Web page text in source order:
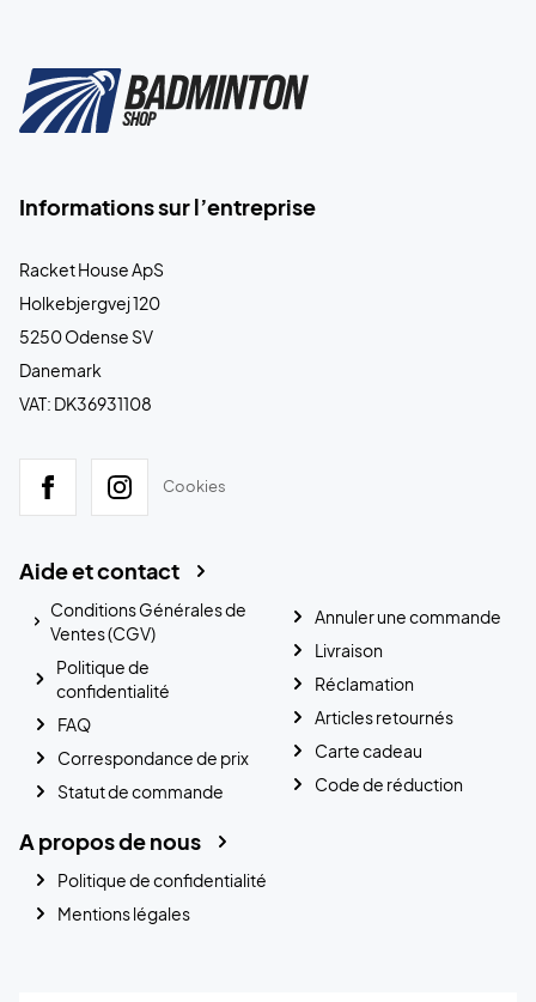
Informations sur l’entreprise
Racket House ApS
Holkebjergvej 120
5250 Odense SV
Danemark
VAT: DK36931108
Cookies
Aide et contact
Conditions Générales de
Ventes (CGV)
Politique de
confidentialité
FAQ
Correspondance de prix
Statut de commande
Annuler une commande
Livraison
Réclamation
Articles retournés
Carte cadeau
Code de réduction
A propos de nous
Politique de confidentialité
Mentions légales